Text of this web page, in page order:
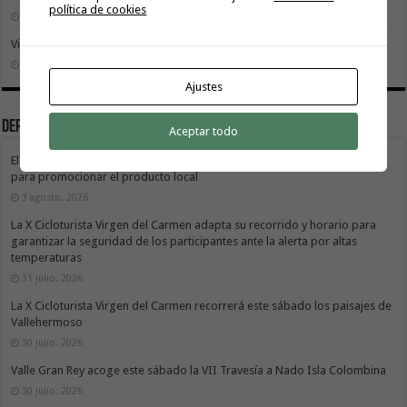
2 agosto, 2026
Vivir donde se estudia: una cuestión de igualdad entre islas
Deportes
El Cabildo de La Gomera y el Costa Adeje Tenerife renuevan su alianza
para promocionar el producto local
3 agosto, 2026
La X Cicloturista Virgen del Carmen adapta su recorrido y horario para
garantizar la seguridad de los participantes ante la alerta por altas
temperaturas
31 julio, 2026
La X Cicloturista Virgen del Carmen recorrerá este sábado los paisajes de
Vallehermoso
30 julio, 2026
Valle Gran Rey acoge este sábado la VII Travesía a Nado Isla Colombina
30 julio, 2026
política de cookies
Ajustes
Aceptar todo